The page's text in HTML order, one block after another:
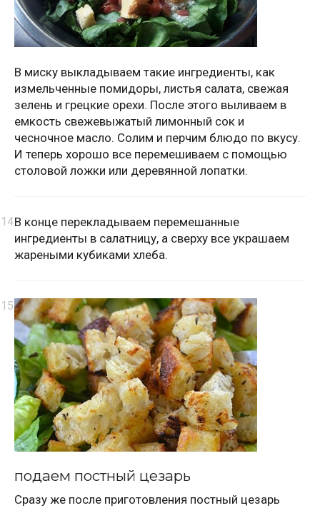
В миску выкладываем такие ингредиенты, как
измельченные помидоры, листья салата, свежая
зелень и грецкие орехи. После этого выливаем в
емкость свежевыжатый лимонный сок и
чесночное масло. Солим и перчим блюдо по вкусу.
И теперь хорошо все перемешиваем с помощью
столовой ложки или деревянной лопатки.
В конце перекладываем перемешанные
ингредиенты в салатницу, а сверху все украшаем
жареными кубиками хлеба.
подаем постный цезарь
Сразу же после приготовления постный цезарь